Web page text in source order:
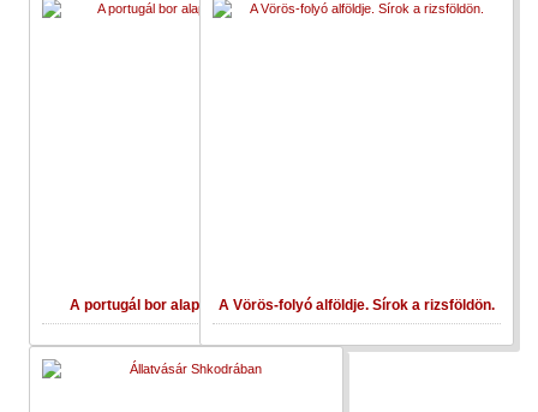
A portugál bor alapanyaga a szőlőA Vörös-folyó alföldje. Sírok a rizsföldön.